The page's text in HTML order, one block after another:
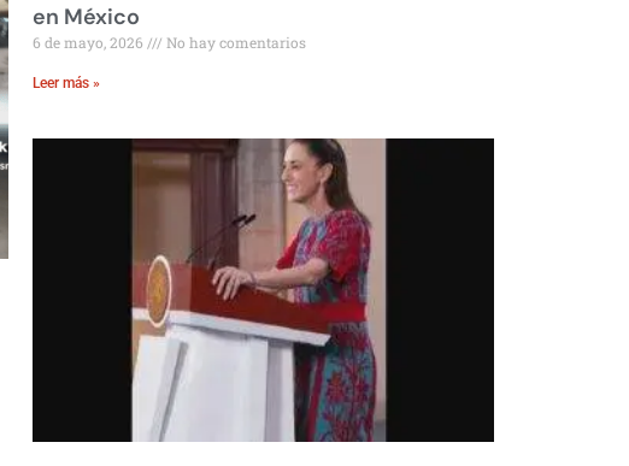
en México
6 de mayo, 2026 No hay comentarios
Leer más »